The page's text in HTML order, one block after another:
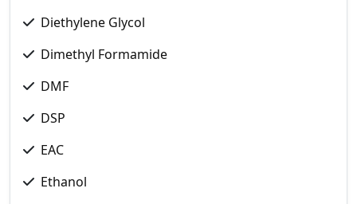
Diethylene Glycol
Dimethyl Formamide
DMF
DSP
EAC
Ethanol